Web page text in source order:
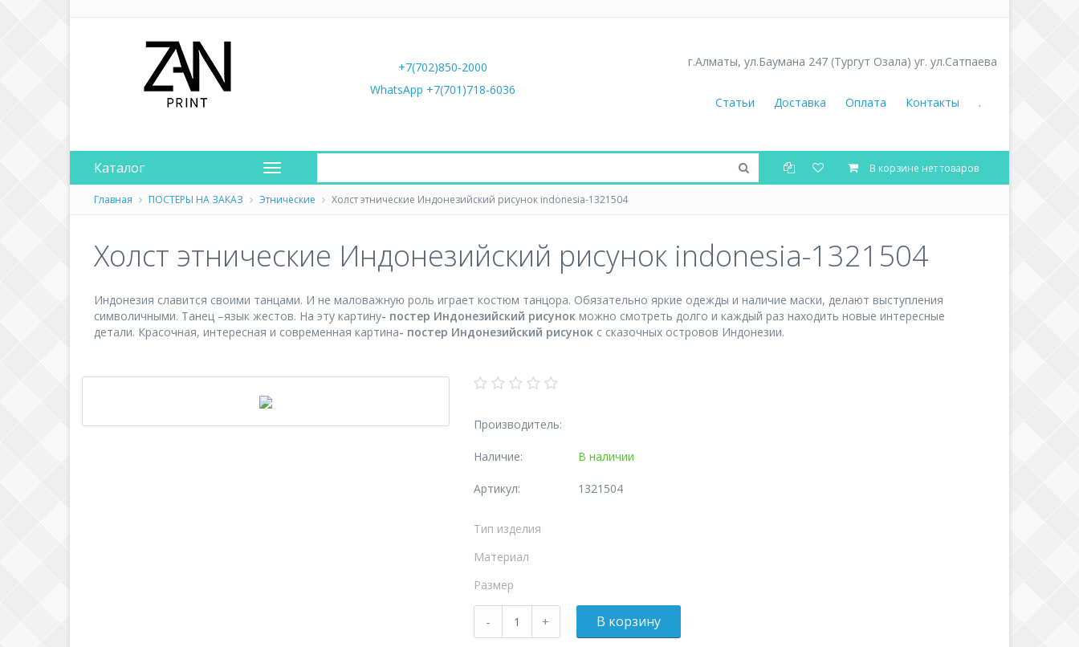
г.Алматы, ул.Баумана 247 (Тургут Озала) уг. ул.Сатпаева
Статьи Доставка Оплата Контакты .
+7(702)850-2000
WhatsApp +7(701)718-6036
Каталог В корзине нет товаров
Главная ПОСТЕРЫ НА ЗАКАЗ Этнические Холст этнические Индонезийский рисунок indonesia-1321504
Холст этнические Индонезийский рисунок indonesia-1321504
Индонезия славится своими танцами. И не маловажную роль играет костюм танцора. Обязательно яркие одежды и наличие маски, делают выступления
символичными. Танец –язык жестов. На эту картину- постер Индонезийский рисунок можно смотреть долго и каждый раз находить новые интересные
детали. Красочная, интересная и современная картина- постер Индонезийский рисунок с сказочных островов Индонезии.
Производитель:
Наличие: В наличии
Артикул: 1321504
Тип изделия
Материал
Размер